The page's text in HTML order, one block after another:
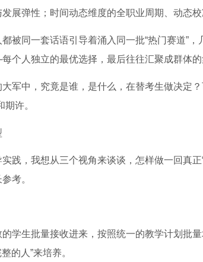
展弹性；时间动态维度的全职业周期、动态校
被同一套话语引导着涌入同一批“热门赛道”
人独立的最优选择，最后往往汇聚成群体的
军中，究竟是谁，是什么，在替考生做决定
许。
践，我想从三个视角来谈谈，怎样做一回真正
考。
学生批量接收进来，按照统一的教学计划批
的人”来培养。